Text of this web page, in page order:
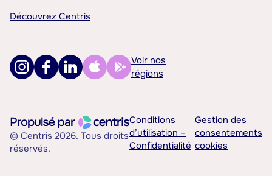
Découvrez Centris
Voir nos
régions
© Centris 2026. Tous droits
réservés.
Conditions
d’utilisation –
Confidentialité
Gestion des
consentements
cookies